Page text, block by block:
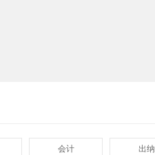
会计 出纳